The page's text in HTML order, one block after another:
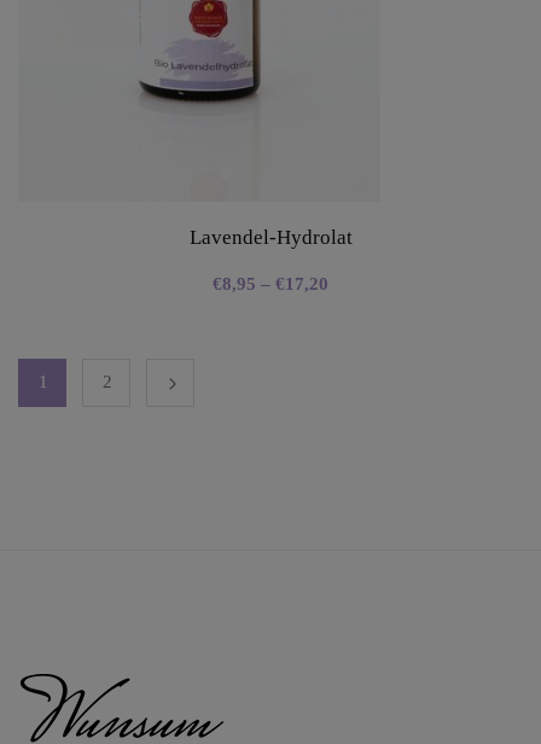
Lavendel-Hydrolat
€8,95 – €17,20
1 2